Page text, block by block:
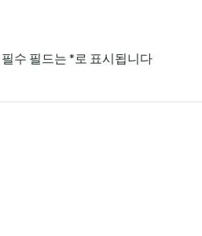
필수 필드는 * 로 표시됩니다